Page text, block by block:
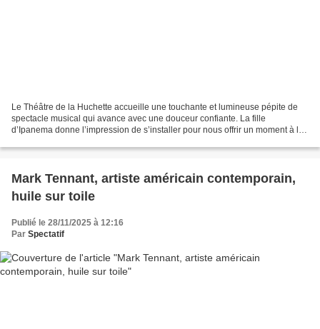
Le Théâtre de la Huchette accueille une touchante et lumineuse pépite de
spectacle musical qui avance avec une douceur confiante. La fille
d’Ipanema donne l’impression de s’installer pour nous offrir un moment à la
Mark Tennant, artiste américain contemporain,
huile sur toile
Publié le 28/11/2025 à 12:16
Par Spectatif